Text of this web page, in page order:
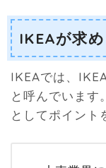
IKEAが求
IKEAでは、
と呼んでいます
としてポイント